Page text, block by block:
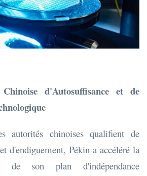
d'Autosuffisance et de
autorités chinoises qualifient de
d'endiguement, Pékin a accéléré la
son plan d'indépendance